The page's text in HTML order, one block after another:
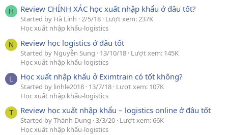
H Review CHÍNH XÁC học xuất nhập khẩu ở đâu tốt?
Started by Hà Linh 2/5/18 Lượt xem: 237K
Học xuất nhập khẩu-logistics
N Review học logistics ở đâu tốt
Started by Nguyễn Sung 13/10/18 Lượt xem: 145K
Học xuất nhập khẩu-logistics
L Học xuất nhập khẩu ở Eximtrain có tốt không?
Started by linhle2018 13/7/18 Lượt xem: 107K
Học xuất nhập khẩu-logistics
T Review học xuất nhập khẩu – logistics online ở đâu tốt
Started by Thành Dung 3/3/20 Lượt xem: 66K
Học xuất nhập khẩu-logistics